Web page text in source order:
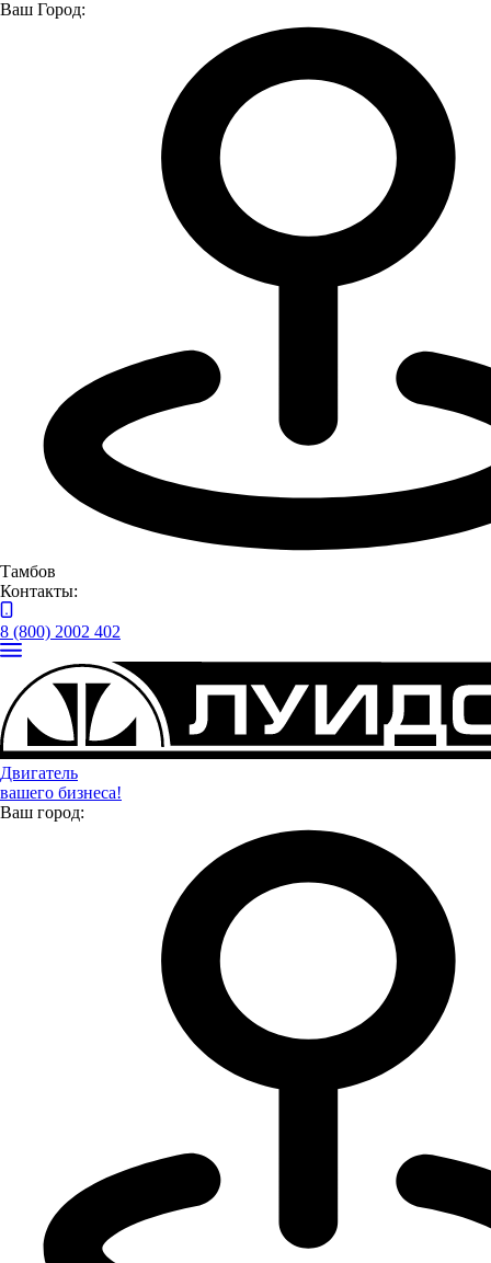
Ваш Город:
Тамбов
Контакты:
8 (800) 2002 402
Двигатель
вашего бизнеса!
Ваш город:
Главная страница
Оборудование для коммунальных и сельхозработ
Модельный ряд
Тракторы
Техника для строительства и дорог
Оборудование для коммунальных и сельхозработ
Не нашли нужный автомобиль?
Подберём для вас идеальный вариант!
создадим технику для вашего бизнеса, подготовим самые
выгодные условия приобретения.
Я даю согласие
Я даю
на направление рекламно-
информационных сообщений
Контакты предприятий ГК “Луидор”